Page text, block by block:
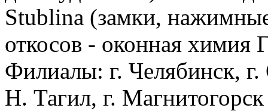
Stublina (замки,
откосов - оконная химия
Филиалы: г. Челябинск, г.
Н. Тагил, г. Магнитогорск